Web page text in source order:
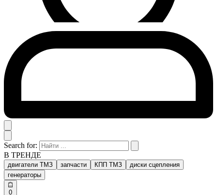
Search for:
В ТРЕНДЕ
двигатели ТМЗ запчасти КПП ТМЗ
диски сцепления
генераторы
0